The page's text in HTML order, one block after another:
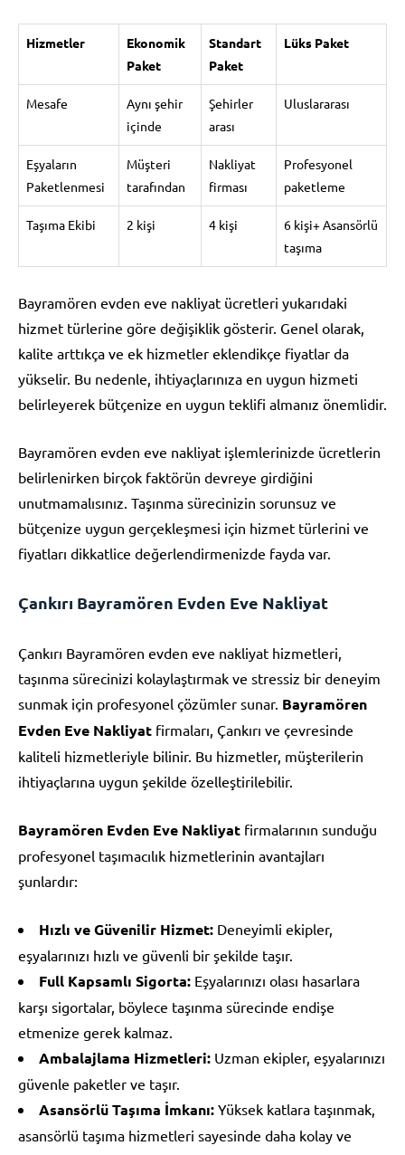
Hizmetler
Ekonomik
Paket
Standart
Paket
Lüks Paket
Mesafe
Aynı şehir
içinde
Şehirler
arası
Uluslararası
Eşyaların
Paketlenmesi
Müşteri
tarafından
Nakliyat
firması
Profesyonel
paketleme
Taşıma Ekibi 2 kişi 4 kişi
6 kişi+ Asansörlü
taşıma
Bayramören evden eve nakliyat ücretleri yukarıdaki
hizmet türlerine göre değişiklik gösterir. Genel olarak,
kalite arttıkça ve ek hizmetler eklendikçe fiyatlar da
yükselir. Bu nedenle, ihtiyaçlarınıza en uygun hizmeti
belirleyerek bütçenize en uygun teklifi almanız önemlidir.
Bayramören evden eve nakliyat işlemlerinizde ücretlerin
belirlenirken birçok faktörün devreye girdiğini
unutmamalısınız. Taşınma sürecinizin sorunsuz ve
bütçenize uygun gerçekleşmesi için hizmet türlerini ve
fiyatları dikkatlice değerlendirmenizde fayda var.
Çankırı Bayramören Evden Eve Nakliyat
Çankırı Bayramören evden eve nakliyat hizmetleri,
taşınma sürecinizi kolaylaştırmak ve stressiz bir deneyim
sunmak için profesyonel çözümler sunar. Bayramören
Evden Eve Nakliyat firmaları, Çankırı ve çevresinde
kaliteli hizmetleriyle bilinir. Bu hizmetler, müşterilerin
ihtiyaçlarına uygun şekilde özelleştirilebilir.
Bayramören Evden Eve Nakliyat firmalarının sunduğu
profesyonel taşımacılık hizmetlerinin avantajları
şunlardır:
Hızlı ve Güvenilir Hizmet: Deneyimli ekipler,
eşyalarınızı hızlı ve güvenli bir şekilde taşır.
Full Kapsamlı Sigorta: Eşyalarınızı olası hasarlara
karşı sigortalar, böylece taşınma sürecinde endişe
etmenize gerek kalmaz.
Ambalajlama Hizmetleri: Uzman ekipler, eşyalarınızı
güvenle paketler ve taşır.
Asansörlü Taşıma İmkanı: Yüksek katlara taşınmak,
asansörlü taşıma hizmetleri sayesinde daha kolay ve